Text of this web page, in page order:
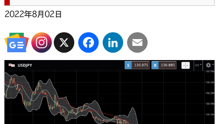
2022年8月02日
X FacebookLinkedInEmail